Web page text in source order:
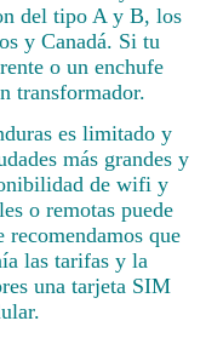
del tipo A y B, los
y Canadá. Si tu
o un enchufe
transformador.
es limitado y
más grandes y
de wifi y
o remotas puede
recomendamos que
las tarifas y la
una tarjeta SIM